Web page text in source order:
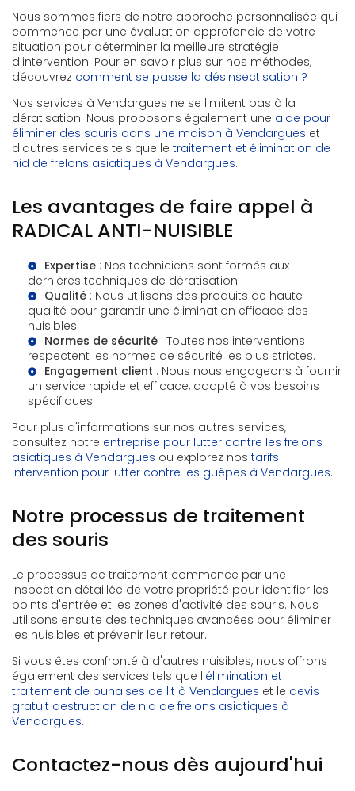
Nous sommes fiers de notre approche personnalisée qui
commence par une évaluation approfondie de votre
situation pour déterminer la meilleure stratégie
d'intervention. Pour en savoir plus sur nos méthodes,
découvrez comment se passe la désinsectisation ?
Nos services à Vendargues ne se limitent pas à la
dératisation. Nous proposons également une aide pour
éliminer des souris dans une maison à Vendargues et
d'autres services tels que le traitement et élimination de
nid de frelons asiatiques à Vendargues.
Les avantages de faire appel à
RADICAL ANTI-NUISIBLE
Expertise : Nos techniciens sont formés aux
dernières techniques de dératisation.
Qualité : Nous utilisons des produits de haute
qualité pour garantir une élimination efficace des
nuisibles.
Normes de sécurité : Toutes nos interventions
respectent les normes de sécurité les plus strictes.
Engagement client : Nous nous engageons à fournir
un service rapide et efficace, adapté à vos besoins
spécifiques.
Pour plus d'informations sur nos autres services,
consultez notre entreprise pour lutter contre les frelons
asiatiques à Vendargues ou explorez nos tarifs
intervention pour lutter contre les guêpes à Vendargues.
Notre processus de traitement
des souris
Le processus de traitement commence par une
inspection détaillée de votre propriété pour identifier les
points d'entrée et les zones d'activité des souris. Nous
utilisons ensuite des techniques avancées pour éliminer
les nuisibles et prévenir leur retour.
Si vous êtes confronté à d'autres nuisibles, nous offrons
également des services tels que l'élimination et
traitement de punaises de lit à Vendargues et le devis
gratuit destruction de nid de frelons asiatiques à
Vendargues.
Contactez-nous dès aujourd'hui